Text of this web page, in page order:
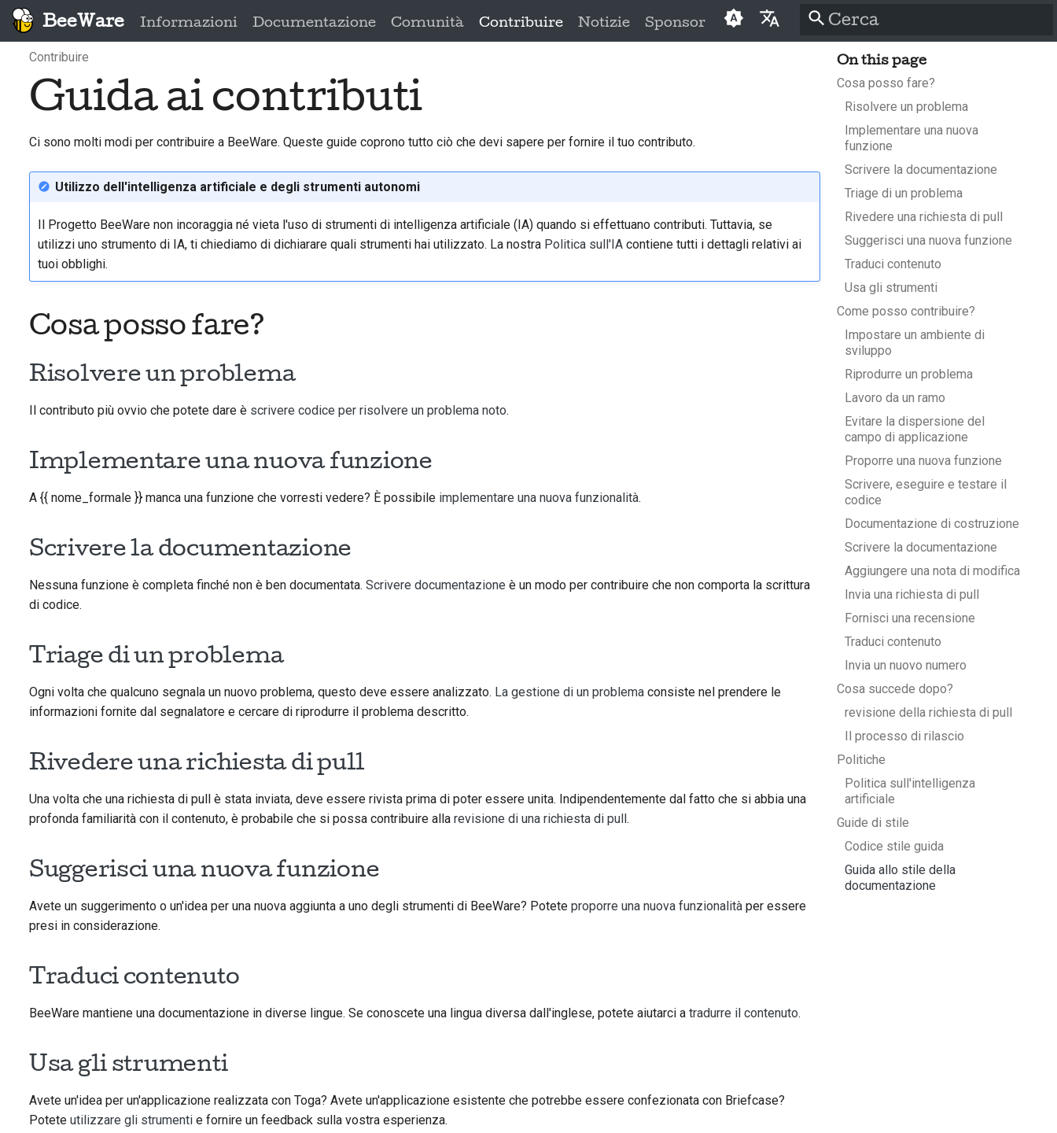
BeeWare Informazioni Documentazione Comunità Contribuire Notizie Sponsor
Español
فارسی
Français
Inizializza la ricerca
On this page
Cosa posso fare?
Risolvere un problema
Implementare una nuova
funzione
Scrivere la documentazione
Triage di un problema
Rivedere una richiesta di pull
Suggerisci una nuova funzione
Traduci contenuto
Usa gli strumenti
Come posso contribuire?
Impostare un ambiente di
sviluppo
Riprodurre un problema
Lavoro da un ramo
Evitare la dispersione del
campo di applicazione
Proporre una nuova funzione
Scrivere, eseguire e testare il
codice
Documentazione di costruzione
Scrivere la documentazione
Aggiungere una nota di modifica
Invia una richiesta di pull
Fornisci una recensione
Traduci contenuto
Invia un nuovo numero
Cosa succede dopo?
revisione della richiesta di pull
Il processo di rilascio
Politiche
Politica sull'intelligenza
artificiale
Guide di stile
Codice stile guida
Guida allo stile della
documentazione
Contribuire
Guida ai contributi
Ci sono molti modi per contribuire a BeeWare. Queste guide coprono tutto ciò che devi sapere per fornire il tuo contributo.
Utilizzo dell'intelligenza artificiale e degli strumenti autonomi
Il Progetto BeeWare non incoraggia né vieta l'uso di strumenti di intelligenza artificiale (IA) quando si effettuano contributi. Tuttavia, se
utilizzi uno strumento di IA, ti chiediamo di dichiarare quali strumenti hai utilizzato. La nostra Politica sull'IAcontiene tutti i dettagli relativi ai
tuoi obblighi.
Cosa posso fare?
Risolvere un problema
Il contributo più ovvio che potete dare è scrivere codice per risolvere un problema noto.
Implementare una nuova funzione
A {{ nome_formale }} manca una funzione che vorresti vedere? È possibile implementare una nuova funzionalità.
Scrivere la documentazione
Nessuna funzione è completa finché non è ben documentata. Scrivere documentazione è un modo per contribuire che non comporta la scrittura
di codice.
Triage di un problema
Ogni volta che qualcuno segnala un nuovo problema, questo deve essere analizzato. La gestione di un problemaconsiste nel prendere le
informazioni fornite dal segnalatore e cercare di riprodurre il problema descritto.
Rivedere una richiesta di pull
Una volta che una richiesta di pull è stata inviata, deve essere rivista prima di poter essere unita. Indipendentemente dal fatto che si abbia una
profonda familiarità con il contenuto, è probabile che si possa contribuire alla revisione di una richiesta di pull.
Suggerisci una nuova funzione
Avete un suggerimento o un'idea per una nuova aggiunta a uno degli strumenti di BeeWare? Potete proporre una nuova funzionalitàper essere
presi in considerazione.
Traduci contenuto
BeeWare mantiene una documentazione in diverse lingue. Se conoscete una lingua diversa dall'inglese, potete aiutarci a tradurre il contenuto.
Usa gli strumenti
Avete un'idea per un'applicazione realizzata con Toga? Avete un'applicazione esistente che potrebbe essere confezionata con Briefcase?
Potete utilizzare gli strumentie fornire un feedback sulla vostra esperienza.